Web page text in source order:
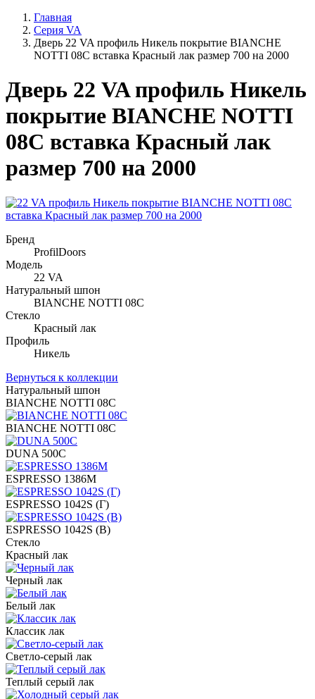
Главная
Серия VA
Дверь 22 VA профиль Никель покрытие BIANCHE
NOTTI 08C вставка Красный лак размер 700 на 2000
Дверь 22 VA профиль Никель
покрытие BIANCHE NOTTI
08C вставка Красный лак
размер 700 на 2000
Бренд
ProfilDoors
Модель
22 VA
Натуральный шпон
BIANCHE NOTTI 08C
Стекло
Красный лак
Профиль
Никель
Вернуться к коллекции
Натуральный шпон
BIANCHE NOTTI 08C
BIANCHE NOTTI 08C
DUNA 500C
ESPRESSO 1386M
ESPRESSO 1042S (Г)
ESPRESSO 1042S (В)
Стекло
Красный лак
Черный лак
Белый лак
Классик лак
Светло-серый лак
Теплый серый лак